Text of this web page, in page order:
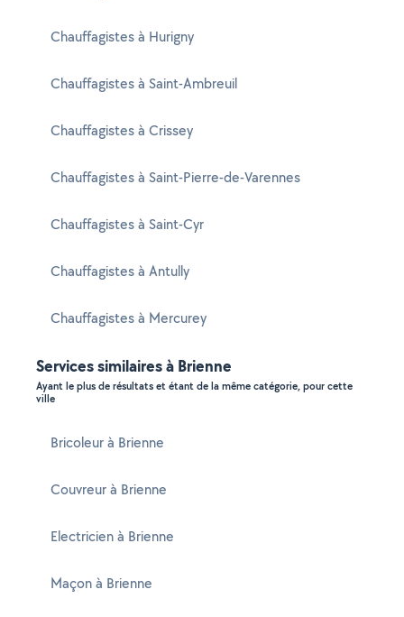
Chauffagistes à Hurigny
Chauffagistes à Saint-Ambreuil
Chauffagistes à Crissey
Chauffagistes à Saint-Pierre-de-Varennes
Chauffagistes à Saint-Cyr
Chauffagistes à Antully
Chauffagistes à Mercurey
Services similaires à Brienne
Ayant le plus de résultats et étant de la même catégorie, pour cette
ville
Bricoleur à Brienne
Couvreur à Brienne
Electricien à Brienne
Maçon à Brienne